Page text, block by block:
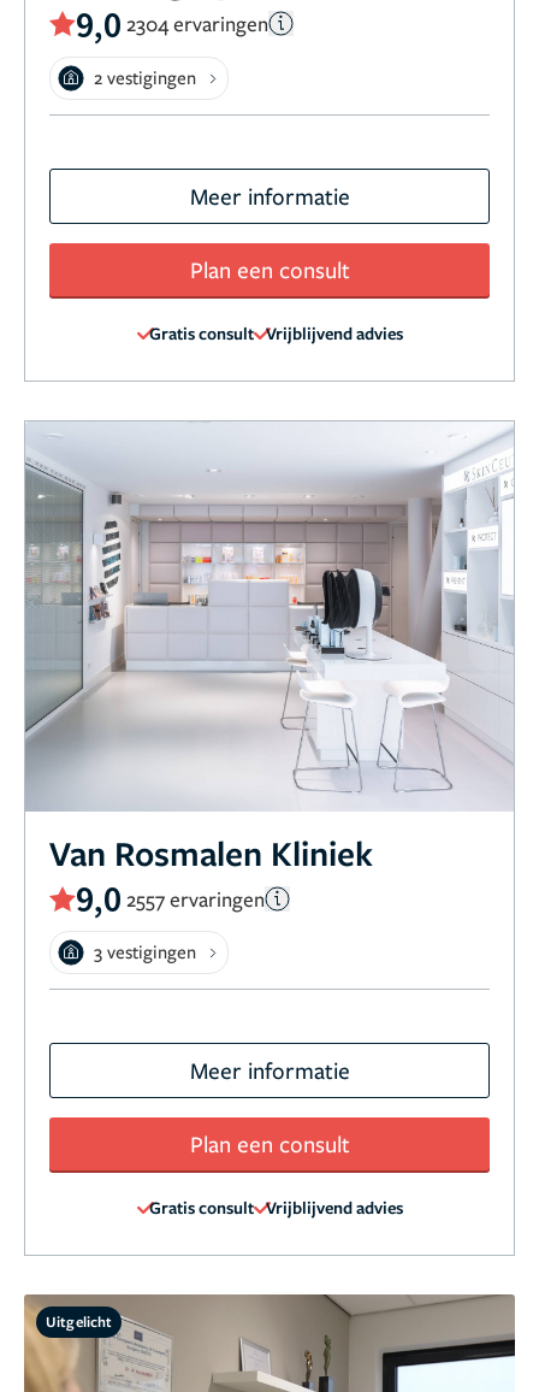
9,0 2304 ervaringen
2 vestigingen
Meer informatie
Plan een consult
Gratis consult Vrijblijvend advies
Van Rosmalen Kliniek
9,0 2557 ervaringen
3 vestigingen
Meer informatie
Plan een consult
Gratis consult Vrijblijvend advies
Uitgelicht